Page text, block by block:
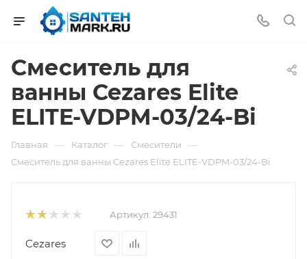
Смеситель для
ванны Cezares Elite
ELITE-VDPM-03/24-Bi
Главная — Каталог — Смесители —
Смеситель для ванны Cezares Elite ELITE-VDPM-03/24-Bi
Артикул: 29431
Cezares